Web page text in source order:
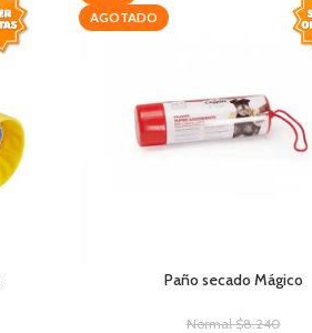
AGOTADO
Paño secado Mágico
Normal$8.240